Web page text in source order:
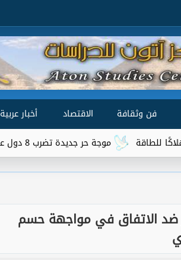
فن وثقافة الاقتصاد أخبار عربية
تضرب 8 دول عربية.. هل تتجاوز الحرارة 50 درجة؟
ضد الاتفاق في مواجهة حسم